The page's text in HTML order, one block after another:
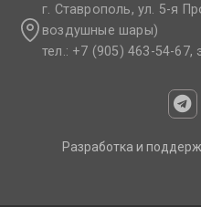
г. Ставрополь, ул. 5-я
воздушные шары)
тел.: +7 (905) 463-54-67,
Разработка и